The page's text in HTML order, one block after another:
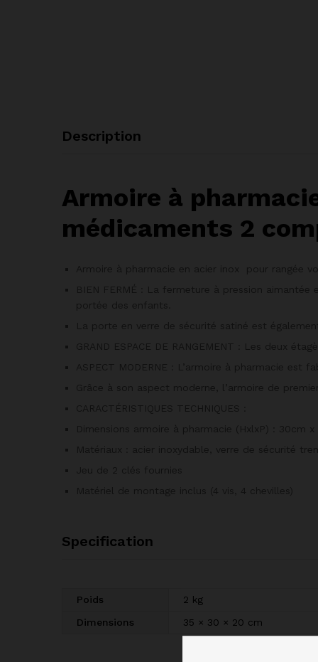
Description
Armoire à
médicaments 2
Specification
Poids
2 kg
Dimensions
35 × 30 × 20 cm